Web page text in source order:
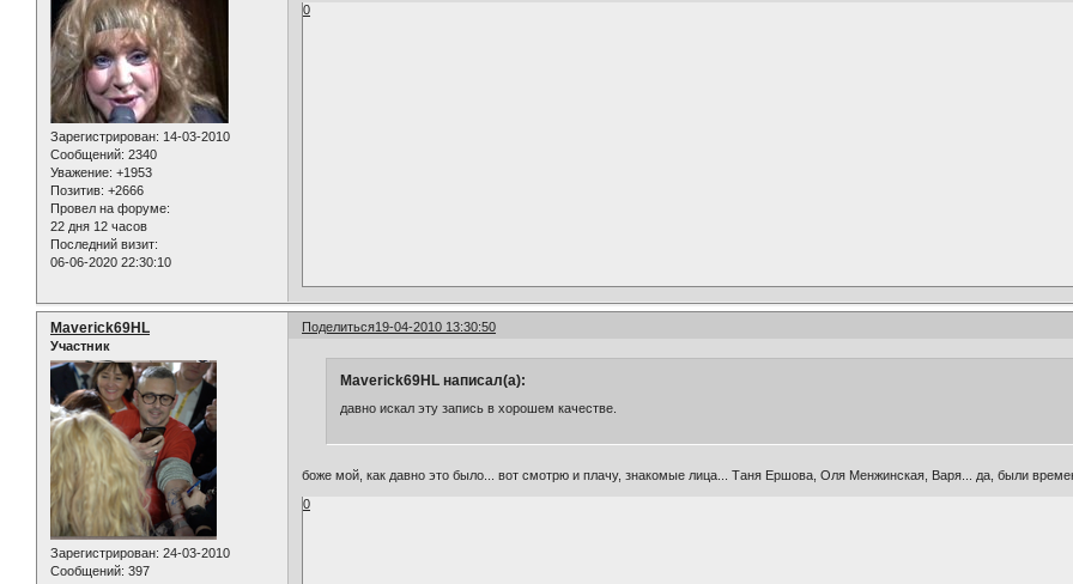
Зарегистрирован: 14-03-2010
Сообщений: 2340
Уважение: +1953
Позитив: +2666
Провел на форуме:
22 дня 12 часов
Последний визит:
06-06-2020 22:30:10
0
Поделиться19-04-2010 13:30:50
Maverick69HL
Участник
Зарегистрирован: 24-03-2010
Сообщений: 397
Maverick69HL написал(а):
давно искал эту запись в хорошем качестве.
боже мой, как давно это было... вот смотрю и плачу, знакомые лица... Таня Ершова, Оля Менжинская, Варя... да, были
0